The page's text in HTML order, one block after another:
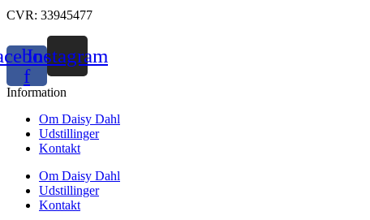
CVR: 33945477
f
Instagram
Information
Om Daisy Dahl
Udstillinger
Kontakt
Om Daisy Dahl
Udstillinger
Kontakt